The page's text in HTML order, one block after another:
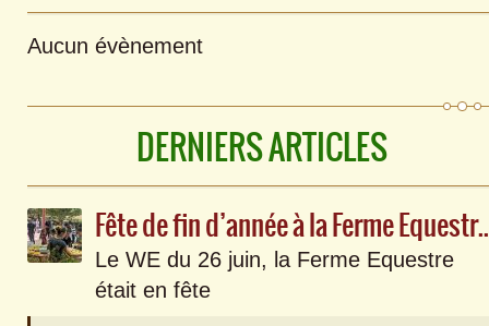
Aucun évènement
DERNIERS ARTICLES
Fête de fin
Le WE du 26 juin, la Ferme Equestre
était en fête